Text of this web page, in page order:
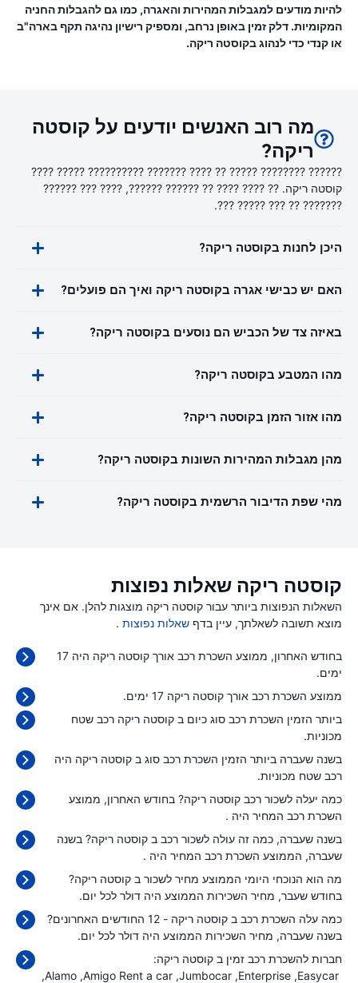
להיות מודעים למגבלות המהירות והאגרה, כמו גם להגבלות החניה
המקומיות. דלק זמין באופן נרחב, ומספיק רישיון נהיגה תקף בארה"ב
או קנדי ​​כדי לנהוג בקוסטה ריקה.
מה רוב האנשים יודעים על קוסטה
ריקה?
?????? ???????? ????? ?? ???? ??????? ?????????? ????? ????
קוסטה ריקה. ?? ???? ???? ?? ?????? ??????, ???? ??? ??????
??????? ?? ??? ????? ???.
היכן לחנות בקוסטה ריקה?
האם יש כבישי אגרה בקוסטה ריקה ואיך הם פועלים?
באיזה צד של הכביש הם נוסעים בקוסטה ריקה?
מהו המטבע בקוסטה ריקה?
מהו אזור הזמן בקוסטה ריקה?
מהן מגבלות המהירות השונות בקוסטה ריקה?
מהי שפת הדיבור הרשמית בקוסטה ריקה?
קוסטה ריקה שאלות נפוצות
השאלות הנפוצות ביותר עבור קוסטה ריקה מוצגות להלן. אם אינך
מוצא תשובה לשאלתך, עיין בדף שאלות נפוצות .
בחודש האחרון, ממוצע השכרת רכב אורך קוסטה ריקה היה 17
ימים.
ממוצע השכרת רכב אורך קוסטה ריקה 17 ימים.
ביותר הזמין השכרת רכב סוג כיום ב קוסטה ריקה רכב שטח
מכוניות.
בשנה שעברה ביותר הזמין השכרת רכב סוג ב קוסטה ריקה היה
רכב שטח מכוניות.
כמה יעלה לשכור רכב קוסטה ריקה? בחודש האחרון, ממוצע
השכרת רכב המחיר היה .
בשנה שעברה, כמה זה עולה לשכור רכב ב קוסטה ריקה? בשנה
שעברה, הממוצע השכרת רכב המחיר היה .
מה הוא הנוכחי היומי הממוצע מחיר לשכור ב קוסטה ריקה?
בחודש שעבר, מחיר השכירות הממוצע היה דולר לכל יום.
כמה עלה השכרת רכב ב קוסטה ריקה - 12 החודשים האחרונים?
בשנה שעברה, מחיר השכירות הממוצע היה דולר לכל יום.
חברות להשכרת רכב זמין ב קוסטה ריקה:
Easycar
Enterprise
Jumbocar
Amigo Rent a car
Alamo